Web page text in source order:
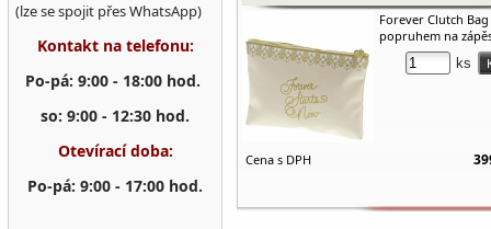
Forever Clutch Bag
popruhem na
ks
Cena s DPH
(lze se spojit přes WhatsApp)
Kontakt na telefonu:
Po-pá: 9:00 - 18:00 hod.
so: 9:00 - 12:30 hod.
Otevírací doba:
Po-pá: 9:00 - 17:00 hod.